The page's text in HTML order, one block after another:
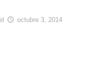
octubre 3, 2014